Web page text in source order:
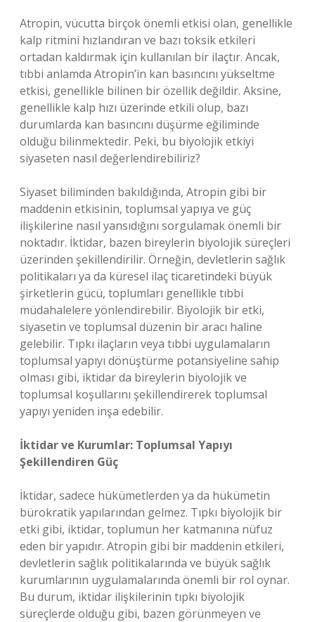
Atropin, vücutta birçok önemli etkisi olan, genellikle
kalp ritmini hızlandıran ve bazı toksik etkileri
ortadan kaldırmak için kullanılan bir ilaçtır. Ancak,
tıbbi anlamda Atropin’in kan basıncını yükseltme
etkisi, genellikle bilinen bir özellik değildir. Aksine,
genellikle kalp hızı üzerinde etkili olup, bazı
durumlarda kan basıncını düşürme eğiliminde
olduğu bilinmektedir. Peki, bu biyolojik etkiyi
siyaseten nasıl değerlendirebiliriz?
Siyaset biliminden bakıldığında, Atropin gibi bir
maddenin etkisinin, toplumsal yapıya ve güç
ilişkilerine nasıl yansıdığını sorgulamak önemli bir
noktadır. İktidar, bazen bireylerin biyolojik süreçleri
üzerinden şekillendirilir. Örneğin, devletlerin sağlık
politikaları ya da küresel ilaç ticaretindeki büyük
şirketlerin gücü, toplumları genellikle tıbbi
müdahalelere yönlendirebilir. Biyolojik bir etki,
siyasetin ve toplumsal düzenin bir aracı haline
gelebilir. Tıpkı ilaçların veya tıbbi uygulamaların
toplumsal yapıyı dönüştürme potansiyeline sahip
olması gibi, iktidar da bireylerin biyolojik ve
toplumsal koşullarını şekillendirerek toplumsal
yapıyı yeniden inşa edebilir.
İktidar ve Kurumlar: Toplumsal Yapıyı
Şekillendiren Güç
İktidar, sadece hükümetlerden ya da hükümetin
bürokratik yapılarından gelmez. Tıpkı biyolojik bir
etki gibi, iktidar, toplumun her katmanına nüfuz
eden bir yapıdır. Atropin gibi bir maddenin etkileri,
devletlerin sağlık politikalarında ve büyük sağlık
kurumlarının uygulamalarında önemli bir rol oynar.
Bu durum, iktidar ilişkilerinin tıpkı biyolojik
süreçlerde olduğu gibi, bazen görünmeyen ve